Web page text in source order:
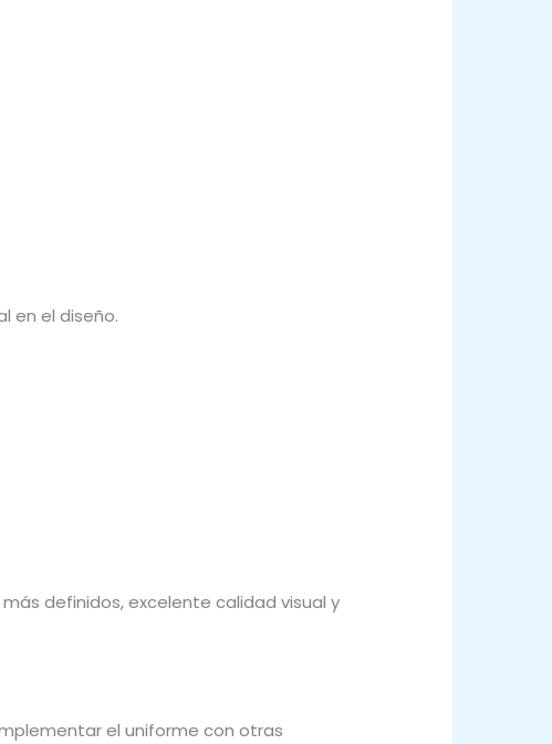
en el diseño.
definidos, excelente calidad visual y
el uniforme con otras